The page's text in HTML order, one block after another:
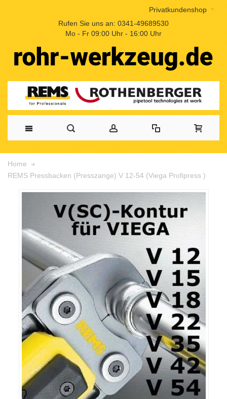
Privatkundenshop
Rufen Sie uns an: 0341-49689530
Mo - Fr 09:00 Uhr - 16:00 Uhr
Home
REMS Pressbacken (Presszange) V 12-54 (Viega Profipress )